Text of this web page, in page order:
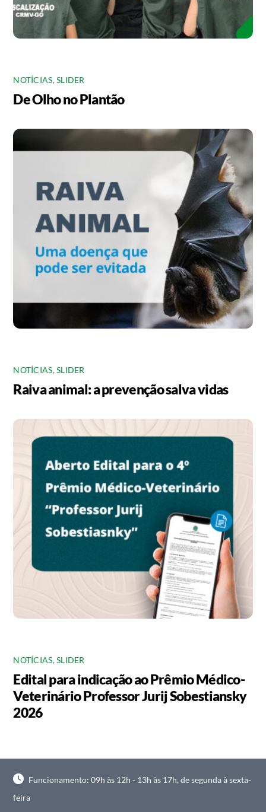
NOTÍCIAS,SLIDER
De Olho no Plantão
NOTÍCIAS,SLIDER
Raiva animal: a prevenção salva vidas
NOTÍCIAS,SLIDER
Edital para indicação ao Prêmio Médico-
Veterinário Professor Jurij Sobestiansky
2026
Funcionamento: 09h às 12h - 13h às 17h, de segunda à sexta-
feira